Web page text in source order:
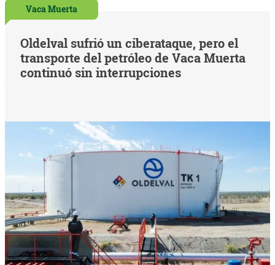
Vaca Muerta
Oldelval sufrió un ciberataque, pero el
transporte del petróleo de Vaca Muerta
continuó sin interrupciones